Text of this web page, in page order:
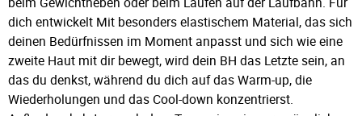
dich entwickelt Mit besonders elastischem Material, das sich
deinen Bedürfnissen im Moment anpasst und sich wie eine
zweite Haut mit dir bewegt, wird dein BH das Letzte sein, an
das du denkst, während du dich auf das Warm-up, die
Wiederholungen und das Cool-down konzentrierst.